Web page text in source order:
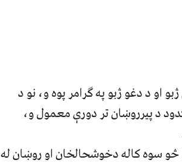
او د دغو ژبو په ګرامر پوه و، نو د
د پیرروښان تر دورې معمول و،
سوه کاله دخوشحالخان او روښان له